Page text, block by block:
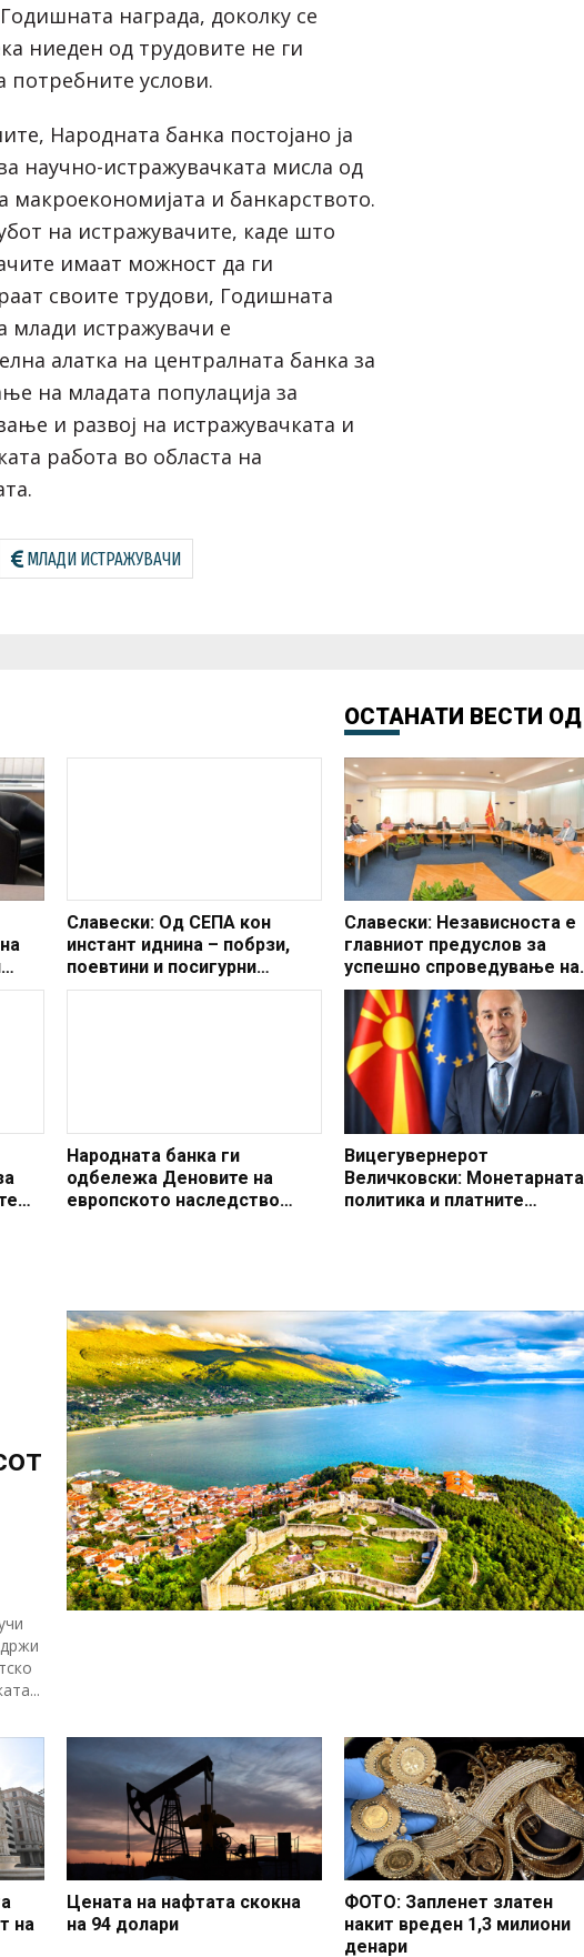
награда, доколку се
ниеден од трудовите не ги
потребните услови.
Народната банка постојано ја
научно-истражувачката мисла од
макроекономијата и банкарството.
на истражувачите, каде што
имаат можност да ги
своите трудови, Годишната
млади истражувачи е
алатка на централната банка за
на младата популација за
и развој на истражувачката и
работа во областа на
МЛАДИ ИСТРАЖУВАЧИ
Славески: Од СЕПА кон
инстант иднина – побрзи,
поевтини и посигурни
плаќања за сите
Народната банка ги
одбележа Деновите на
европското наследство
ОСТАНАТИ ВЕСТИ ОД
Славески: Независноста е
главниот предуслов за
успешно спроведување на
мандатот на Народната
банка
Вицегувернерот
Величковски: Монетарната
политика и платните
на
Цената на нафтата скокна
на 94 долари
ФОТО: Запленет златен
накит вреден 1,3 милиони
денари